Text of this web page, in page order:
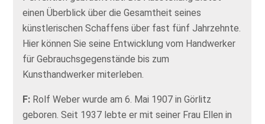
einen Überblick über die Gesamtheit seines
künstlerischen Schaffens über fast fünf Jahrzehnte.
Hier können Sie seine Entwicklung vom Handwerker
für Gebrauchsgegenstände bis zum
Kunsthandwerker miterleben.
F: Rolf Weber wurde am 6. Mai 1907 in Görlitz
geboren. Seit 1937 lebte er mit seiner Frau Ellen in